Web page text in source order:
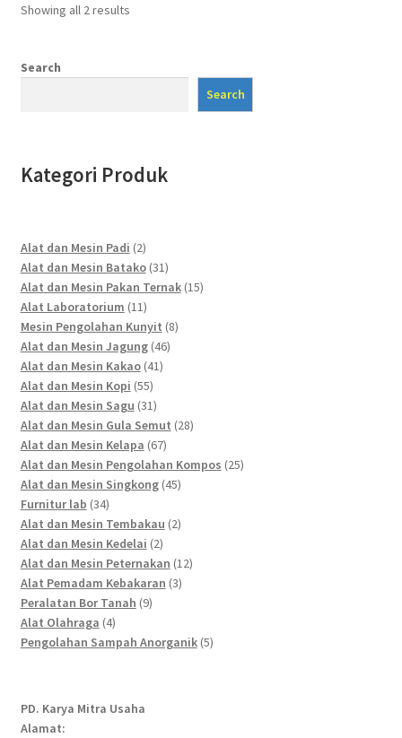
Showing all 2 results
Search
Search
Kategori Produk
Alat dan Mesin Padi 22
products
Alat dan Mesin Batako 3131
products
Alat dan Mesin Pakan Ternak 1515
Alat Laboratorium 1111
products
Mesin Pengolahan Kunyit 88
Alat dan Mesin Jagung 4646
Alat dan Mesin Kakao 4141
Alat dan Mesin Kopi 5555
products
Alat dan Mesin Sagu 3131
products
Alat dan Mesin Gula Semut 2828
Alat dan Mesin Kelapa 6767
products
Alat dan Mesin Pengolahan Kompos 2525
Alat dan Mesin Singkong 4545
Furnitur lab 3434
products
Alat dan Mesin Tembakau 22
Alat dan Mesin Kedelai 22
products
Alat dan Mesin Peternakan 1212
Alat Pemadam Kebakaran 33
Peralatan Bor Tanah 99
Alat Olahraga 44
products
Pengolahan Sampah Anorganik 55
PD. Karya Mitra Usaha
Alamat: